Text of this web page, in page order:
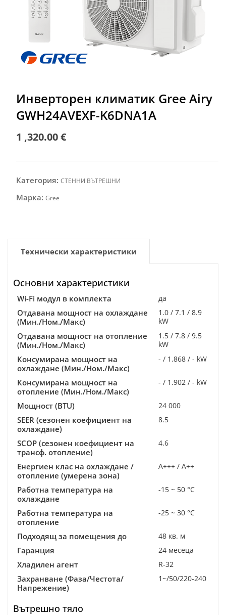
Инверторен климатик Gree Airy
GWH24AVEXF-K6DNA1A
1 ,320.00€
Категория: СТЕННИ ВЪТРЕШНИ
Марка: Gree
Технически характеристики
Основни характеристики
Wi-Fi модул в комплекта да
Отдавана мощност на охлаждане
(Мин./Ном./Макс)
1.0 / 7.1 / 8.9
kW
Отдавана мощност на отопление
(Мин./Ном./Макс)
1.5 / 7.8 / 9.5
kW
Консумирана мощност на
охлаждане (Мин./Ном./Макс)
- / 1.868 / - kW
Консумирана мощност на
отопление (Мин./Ном./Макс)
- / 1.902 / - kW
Мощност (BTU) 24 000
SEER (сезонен коефициент на
охлаждане)
8.5
SCOP (сезонен коефициент на
трансф. отопление)
4.6
Енергиен клас на охлаждане /
отопление (умерена зона)
A+++ / A++
Работна температура на
охлаждане
-15 ~ 50 °C
Работна температура на
отопление
-25 ~ 30 °C
Подходящ за помещения до 48 кв. м
Гаранция 24 месеца
Хладилен агент R-32
Захранване (Фаза/Честота/
Напрежение)
1~/50/220-240
Вътрешно тяло